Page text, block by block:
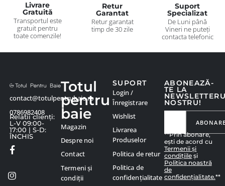
Livrare
Gratuită
Transportul este
gratuit pentru
toate comenzile!
Retur
Garantat
Retur garantat
timp de 30 zile
Suport
Specializat
De Luni până
Vineri ne puteți
contacta telefonic
contact@totulpentrubaie.ro
0786982408
Relatii clienți:
L-V 09:00-
17:00 | S-D:
ÎNCHIS
ABONEAZĂ-
TE LA
NOSTRU!
**Prin abonare,
ești de acord cu
Termenii și
condițiile și
Politica noastră
de
confidențialitate.**
Totul
pentru
baie
Magazin
Despre noi
Contact
Termeni și
condiții
SUPORT
Login /
Înregistrare
Wishlist
Livrarea
Produselor
Politica de retur
Politica de
confidențialitate